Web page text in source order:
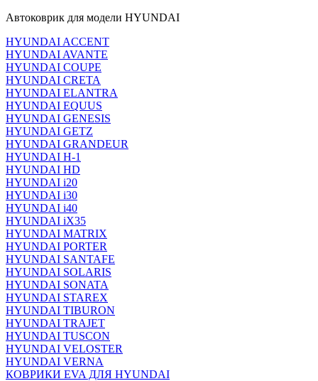
Автоковрик для модели HYUNDAI
HYUNDAI ACCENT
HYUNDAI AVANTE
HYUNDAI COUPE
HYUNDAI CRETA
HYUNDAI ELANTRA
HYUNDAI EQUUS
HYUNDAI GENESIS
HYUNDAI GETZ
HYUNDAI GRANDEUR
HYUNDAI H-1
HYUNDAI HD
HYUNDAI i20
HYUNDAI i30
HYUNDAI i40
HYUNDAI iX35
HYUNDAI MATRIX
HYUNDAI PORTER
HYUNDAI SANTAFE
HYUNDAI SOLARIS
HYUNDAI SONATA
HYUNDAI STAREX
HYUNDAI TIBURON
HYUNDAI TRAJET
HYUNDAI TUSCON
HYUNDAI VELOSTER
HYUNDAI VERNA
КОВРИКИ EVA ДЛЯ HYUNDAI